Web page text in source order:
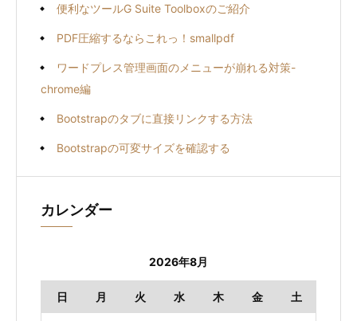
便利なツールG Suite Toolboxのご紹介
PDF圧縮するならこれっ！smallpdf
ワードプレス管理画面のメニューが崩れる対策-
chrome編
Bootstrapのタブに直接リンクする方法
Bootstrapの可変サイズを確認する
カレンダー
2026年8月
日 月 火 水 木 金 土